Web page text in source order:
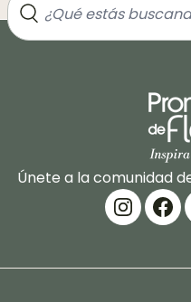
Únete a la comunidad